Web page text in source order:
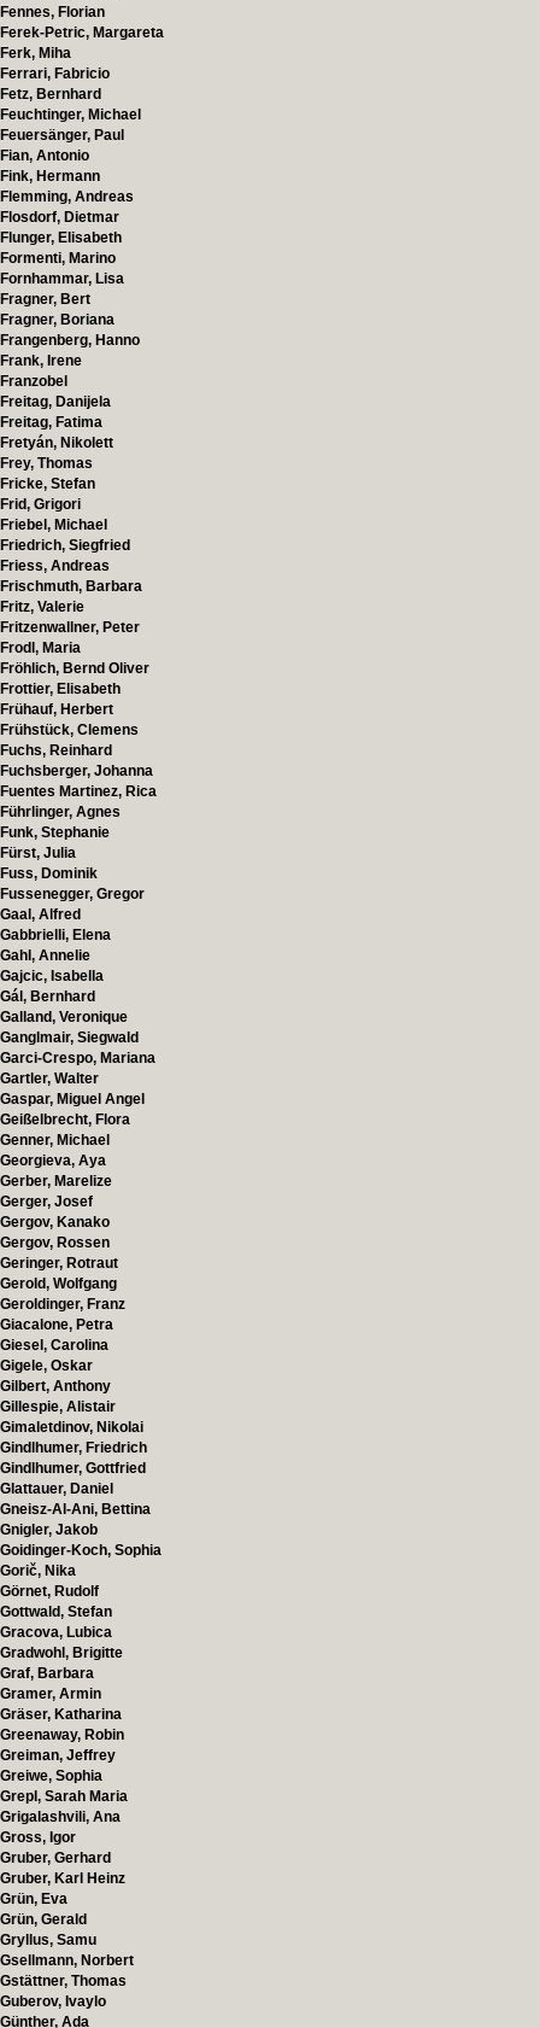
Fennes, Florian
Ferek-Petric, Margareta
Ferk, Miha
Ferrari, Fabricio
Fetz, Bernhard
Feuchtinger, Michael
Feuersänger, Paul
Fian, Antonio
Fink, Hermann
Flemming, Andreas
Flosdorf, Dietmar
Flunger, Elisabeth
Formenti, Marino
Fornhammar, Lisa
Fragner, Bert
Fragner, Boriana
Frangenberg, Hanno
Frank, Irene
Franzobel
Freitag, Danijela
Freitag, Fatima
Fretyán, Nikolett
Frey, Thomas
Fricke, Stefan
Frid, Grigori
Friebel, Michael
Friedrich, Siegfried
Friess, Andreas
Frischmuth, Barbara
Fritz, Valerie
Fritzenwallner, Peter
Frodl, Maria
Fröhlich, Bernd Oliver
Frottier, Elisabeth
Frühauf, Herbert
Frühstück, Clemens
Fuchs, Reinhard
Fuchsberger, Johanna
Fuentes Martinez, Rica
Führlinger, Agnes
Funk, Stephanie
Fürst, Julia
Fuss, Dominik
Fussenegger, Gregor
Gaal, Alfred
Gabbrielli, Elena
Gahl, Annelie
Gajcic, Isabella
Gál, Bernhard
Galland, Veronique
Ganglmair, Siegwald
Garci-Crespo, Mariana
Gartler, Walter
Gaspar, Miguel Angel
Geißelbrecht, Flora
Genner, Michael
Georgieva, Aya
Gerber, Marelize
Gerger, Josef
Gergov, Kanako
Gergov, Rossen
Geringer, Rotraut
Gerold, Wolfgang
Geroldinger, Franz
Giacalone, Petra
Giesel, Carolina
Gigele, Oskar
Gilbert, Anthony
Gillespie, Alistair
Gimaletdinov, Nikolai
Gindlhumer, Friedrich
Gindlhumer, Gottfried
Glattauer, Daniel
Gneisz-Al-Ani, Bettina
Gnigler, Jakob
Goidinger-Koch, Sophia
Gorič, Nika
Görnet, Rudolf
Gottwald, Stefan
Gracova, Lubica
Gradwohl, Brigitte
Graf, Barbara
Gramer, Armin
Gräser, Katharina
Greenaway, Robin
Greiman, Jeffrey
Greiwe, Sophia
Grepl, Sarah Maria
Grigalashvili, Ana
Gross, Igor
Gruber, Gerhard
Gruber, Karl Heinz
Grün, Eva
Grün, Gerald
Gryllus, Samu
Gsellmann, Norbert
Gstättner, Thomas
Guberov, Ivaylo
Günther, Ada